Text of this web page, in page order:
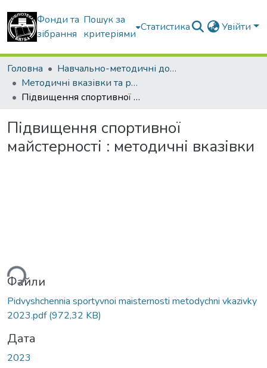
Фонди та
зібрання
Пошук за
критеріями
Статистика Увійти
Головна
Навчально-методичні документи
Методичні вказівки та рекомендації
Підвищення спортивної майстерності : методичні вказівки
Підвищення спортивної
майстерності : методичні вказівки
Файли
Pidvyshchennia sportyvnoi maisternosti metodychni vkazivky
2023.pdf(972,32 KB)
Дата
2023